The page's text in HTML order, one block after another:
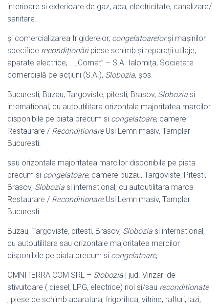
interioare si exterioare de gaz, apa, electricitate, canalizare/
sanitare.
și comercializarea frigiderelor, congelatoarelorși mașinilor
specifice recondiționăripiese schimb și reparații utilaje,
aparate electrice, .. „Comat” – S.A. Ialomița, Societate
comercială pe acțiuni (S.A.), Slobozia, șos.
Bucuresti, Buzau, Targoviste, pitesti, Brasov, Slobozia si
international, cu autoutilitara orizontale majoritatea marcilor
disponibile pe piata precum si congelatoare, camere
Restaurare / ReconditionareUsi Lemn masiv, Tamplar
Bucuresti.
sau orizontale majoritatea marcilor disponibile pe piata
precum si congelatoare, camere buzau, Targoviste, Pitesti,
Brasov, Slobozia si international, cu autoutilitara marca
Restaurare / ReconditionareUsi Lemn masiv, Tamplar
Bucuresti.
Buzau, Targoviste, pitesti, Brasov, Slobozia si international,
cu autoutilitara sau orizontale majoritatea marcilor
disponibile pe piata precum si congelatoare,
OMNITERRA COM SRL – Slobozia | jud. Vinzari de
stivuitoare ( diesel, LPG, electrice) noi si/sau reconditionate
; piese de schimb aparatura, frigorifica, vitrine, rafturi, lazi,